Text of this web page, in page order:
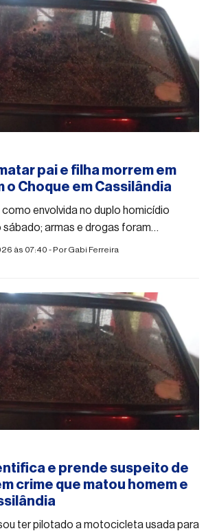
pai e filha morrem em
Choque em Cassilândia
envolvida no duplo homicídio
armas e drogas foram
às 07:40 - PorGabi Ferreira
e prende suspeito de
crime que matou homem e
ter pilotado a motocicleta usada para